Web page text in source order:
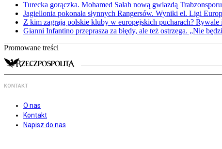
Turecka gorączka. Mohamed Salah nową gwiazdą Trabzonsporu
Jagiellonia pokonała słynnych Rangersów. Wyniki el. Ligi
Z kim zagrają polskie kluby w europejskich pucharach? Rywale
Gianni Infantino przeprasza za błędy, ale też ostrzega. „Nie
Promowane treści
KONTAKT
O nas
Kontakt
Napisz do nas